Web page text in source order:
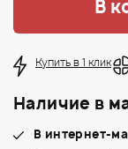
В
Купить в 1 клик
Наличие в
В интернет-